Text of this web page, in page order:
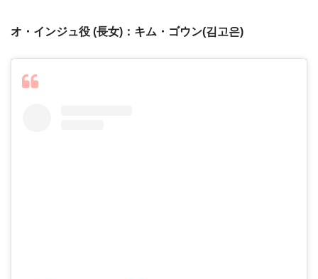
オ・インジュ役 (長女)： キム・ゴウン(김고은)